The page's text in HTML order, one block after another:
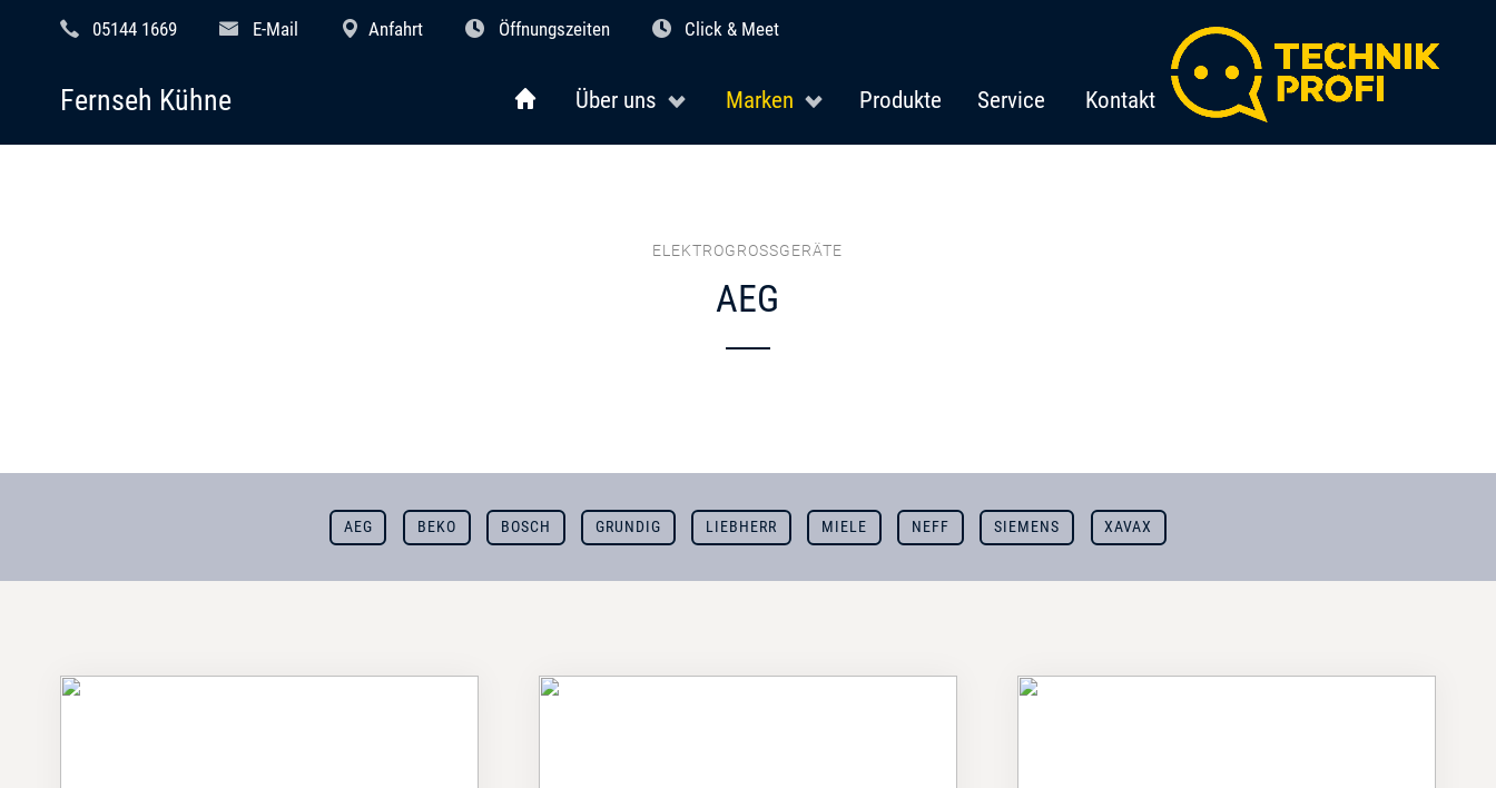
05144 1669 E-Mail Anfahrt Öffnungszeiten Click & Meet
Über uns Marken Produkte Service Kontakt
Fernseh Kühne
ELEKTROGROSSGERÄTE
AEG
AEG BEKO BOSCH GRUNDIG LIEBHERR MIELE NEFF SIEMENS XAVAX